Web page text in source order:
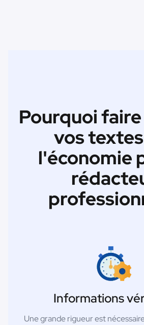
Pourquoi
vos
l'économie
Informations
Une grande rigueur est